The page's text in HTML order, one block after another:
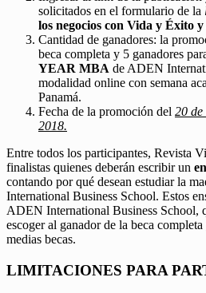
solicitados en el formulario de la
los negocios con Vida y Éxito
Cantidad de ganadores: la
beca completa y 5 ganadores
YEAR MBA de ADEN
modalidad online con semana
Panamá.
Fecha de la promoción del 20 de
2018.
Entre todos los participantes, Revista
finalistas quienes deberán escribir un
contando por qué desean estudiar la
International Business School. Estos
ADEN International Business School,
escoger al ganador de la beca
medias becas.
LIMITACIONES PARA